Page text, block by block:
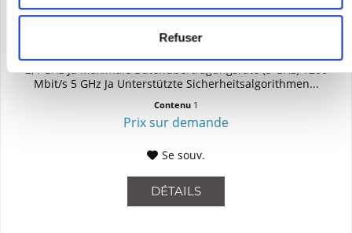
Refuser
HPE - ARUBA R2H25A
Access Point Allgemein Maximale Datenübertragungsrate 1774
Mbit/s Maximale Datenübertragungsrate (2,4 GHz) 574 Mbit/s
2,4 GHz Ja Maximale Datenübertragungsrate (5 GHz) 1200
Mbit/s 5 GHz Ja Unterstützte Sicherheitsalgorithmen...
Contenu 1
Prix sur demande
Se souv.
DÉTAILS